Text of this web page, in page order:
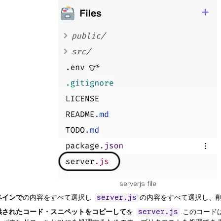
serverjs file
インでの内容をすべて選択し server.js の内容をすべて選択し、
されたコード・スニペットをコピーしてを server.js .このコード